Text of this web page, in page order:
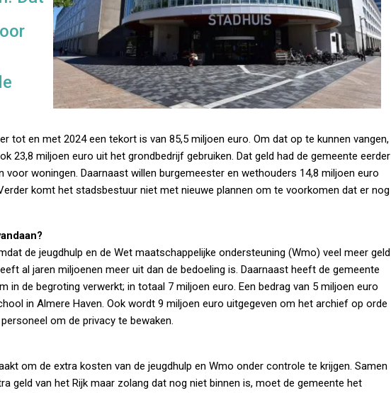
tot en met 2024 een tekort is van 85,5 miljoen euro. Om dat op te kunnen vangen,
23,8 miljoen euro uit het grondbedrijf gebruiken. Dat geld had de gemeente eerder
voor woningen. Daarnaast willen burgemeester en wethouders 14,8 miljoen euro
komt het stadsbestuur niet met nieuwe plannen om te voorkomen dat er nog
de jeugdhulp en de Wet maatschappelijke ondersteuning (Wmo) veel meer geld
al jaren miljoenen meer uit dan de bedoeling is. Daarnaast heeft de gemeente
in de begroting verwerkt; in totaal 7 miljoen euro. Een bedrag van 5 miljoen euro
in Almere Haven. Ook wordt 9 miljoen euro uitgegeven om het archief op orde
om de privacy te bewaken.
om de extra kosten van de jeugdhulp en Wmo onder controle te krijgen. Samen
geld van het Rijk maar zolang dat nog niet binnen is, moet de gemeente het